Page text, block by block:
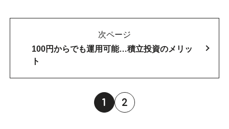
次ページ
100円からでも運用可能…積立投資のメリッ
ト
1 2